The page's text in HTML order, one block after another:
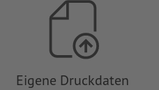
Eigene Druckdaten